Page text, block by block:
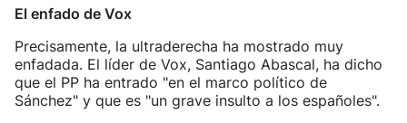
El enfado de Vox
Precisamente, la ultraderecha ha mostrado muy
enfadada. El líder de Vox, Santiago Abascal, ha dicho
que el PP ha entrado "en el marco político de
Sánchez" y que es "un grave insulto a los españoles".